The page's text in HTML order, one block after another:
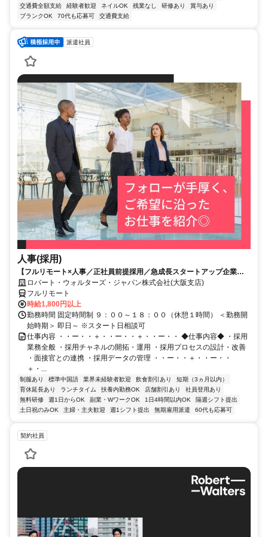
交通費全額支給
経験者歓迎 ネイルOK 残業なし 研修あり
賞与あり
ブランクOK
70代も応募可 交通費支給
派遣社員
人事(採用)
【フルリモート×人事／正社員前提採用／急成長スタートアップ企業／
英語】Robert Walters
ロバート・ウォルターズ・ジャパン株式会社(大阪支店)
フルリモート
時給1,800円以上
勤務時間 固定時間制 ９：００～１８：００（休憩１時間） ＜勤務開
始時期＞ 即日～ ※スタート日相談可
仕事内容 ・・ー・・＋・・ー・・＋・・ー・・ ◆仕事内容◆ ・採用
業務全般 ・採用チャネルの開拓・運用 ・採用プロセスの設計・改善
・面接官との連携 ・採用データの管理 ・・ー・・＋・・ー・・
＋・...
制服あり 標準中国語 業界未経験者歓迎 飲食割引あり
短期（3ヵ月以内）
育休延長あり
ランチタイム 扶養内勤務OK 店舗割引あり
社員登用あり
無料研修
週1日からOK 副業・WワークOK 1日4時間以内OK
隔週シフト提出
土日祝のみOK
主婦・主夫歓迎 週1シフト提出 無期雇用派遣 60代も応募可
契約社員